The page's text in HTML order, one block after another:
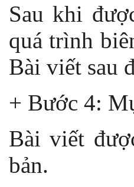
Sau khi
quá trình
Bài viết sau
+ Bước 4:
Bài viết
bản.